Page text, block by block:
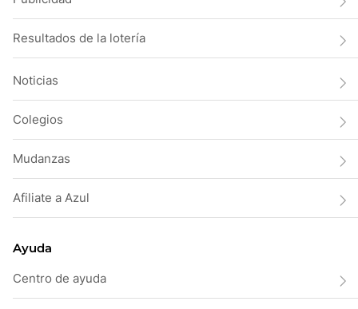
Resultados de la lotería
Noticias
Colegios
Mudanzas
Afiliate a Azul
Ayuda
Centro de ayuda